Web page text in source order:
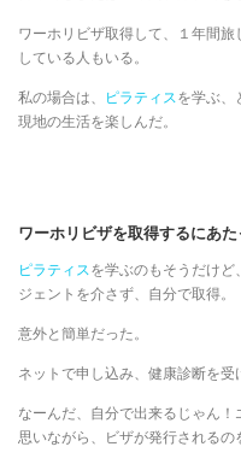
ワーホリビザ取得して、１年間
している人もいる。
私の場合は、
ピラティスを学ぶ、
現地の生活を楽しんだ。
ワーホリビザを取得するにあ
ピラティスを学ぶのもそうだけ
ジェントを介さず、自分で取得。
意外と簡単だった。
ネットで申し込み、健康診断を受
なーんだ、自分で出来るじゃん
思いながら、ビザが発行されるの